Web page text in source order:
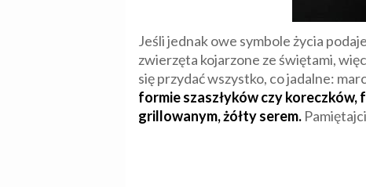
Jeśli jednak owe symbole życia
zwierzęta kojarzone ze świętami,
się przydać wszystko, co jadalne:
formie szaszłyków czy
grillowanym, żółty serem.